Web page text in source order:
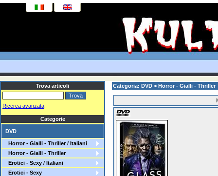
Trova articoli
Ricerca avanzata
Categorie
DVD
Horror - Gialli - Thriller / Italiani
Horror - Gialli - Thriller
Erotici - Sexy / Italiani
Erotici - Sexy
Categoria: DVD > Horror - Gialli -